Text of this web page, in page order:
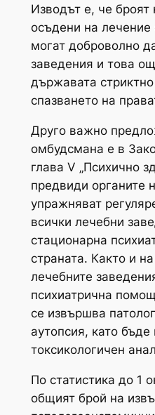
Изводът е, че броят
осъдени на лечение
могат доброволно
заведения и това
държавата
спазването на
Друго важно
омбудсмана е в
глава V „Психично
предвиди органите
упражняват
всички лечебни
стационарна
страната. Както и
лечебните
психиатрична
се извършва
аутопсия, като
токсикологичен
По статистика до 1
общият брой на